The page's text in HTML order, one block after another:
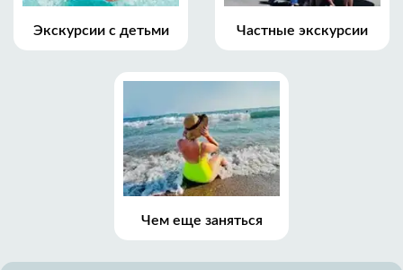
Экскурсии с детьми Частные экскурсии
Чем еще заняться